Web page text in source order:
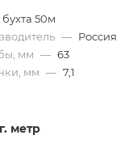
бухта 50м
— Россия
мм — 63
мм — 7,1
метр